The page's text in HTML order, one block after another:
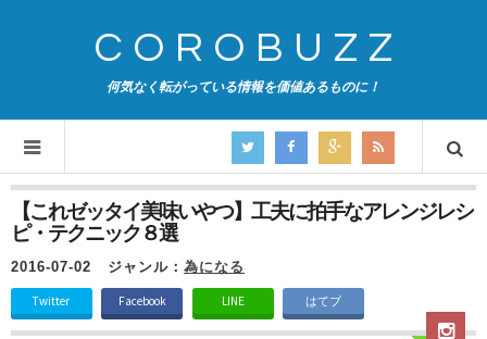
COROBUZZ
何気なく転がっている情報を価値あるものに！
【これゼッタイ美味いやつ】工夫に拍手なアレンジレシ
ピ・テクニック８選
2016-07-02 ジャンル： 為になる
Twitter Facebook LINE はてブ